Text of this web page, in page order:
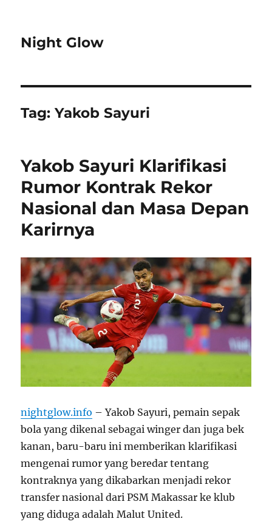
Night Glow
Tag:Yakob Sayuri
Yakob Sayuri Klarifikasi
Rumor Kontrak Rekor
Nasional dan Masa Depan
Karirnya
nightglow.info – Yakob Sayuri, pemain sepak
bola yang dikenal sebagai winger dan juga bek
kanan, baru-baru ini memberikan klarifikasi
mengenai rumor yang beredar tentang
kontraknya yang dikabarkan menjadi rekor
transfer nasional dari PSM Makassar ke klub
yang diduga adalah Malut United.